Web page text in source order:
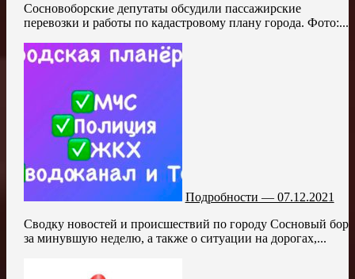
Сосновоборские депутаты обсудили пассажирские
перевозки и работы по кадастровому плану города. Фото:...
Подробности — 07.12.2021
Сводку новостей и происшествий по городу Сосновый бор
за минувшую неделю, а также о ситуации на дорогах,...